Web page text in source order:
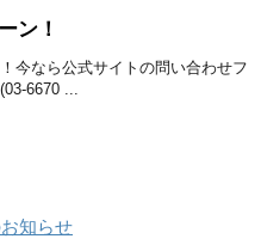
ン！
今なら公式サイトの問い合わせフ
6670 ...
知らせ